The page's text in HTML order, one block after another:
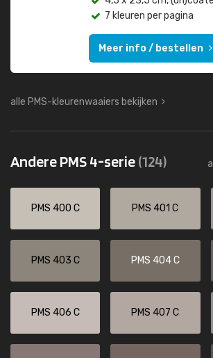
7 kleuren per pagina
Meer info / bestellen
alle PMS-kleurenwaaiers bekijken
Andere PMS 4-serie(124)
PMS 400 C PMS 401 C
PMS 403 C PMS 404 C
PMS 406 C PMS 407 C